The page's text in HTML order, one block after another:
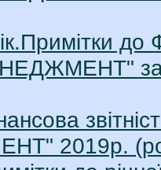
до
за
2019р.